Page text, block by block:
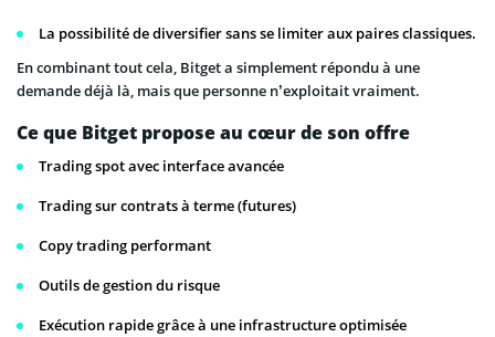
La possibilité de diversifier sans se limiter aux paires classiques.
En combinant tout cela, Bitget a simplement répondu à une
demande déjà là, mais que personne n’exploitait vraiment.
Ce que Bitget propose au cœur de son offre
Trading spot avec interface avancée
Trading sur contrats à terme (futures)
Copy trading performant
Outils de gestion du risque
Exécution rapide grâce à une infrastructure optimisée